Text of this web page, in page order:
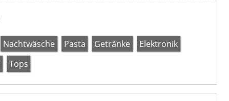
Nachtwäsche Pasta Getränke
Elektronik
Tops